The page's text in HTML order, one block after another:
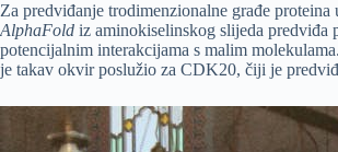
Za predviđanje trodimenzionalne građe proteina
AlphaFold iz aminokiselinskog slijeda predviđa
potencijalnim interakcijama s malim
je takav okvir poslužio za CDK20, čiji je